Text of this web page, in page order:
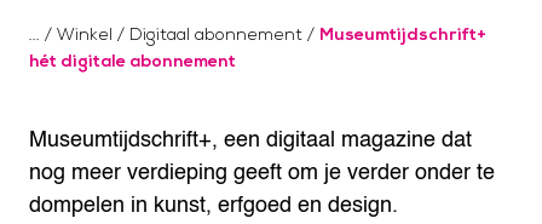
/ Winkel / Digitaal abonnement / Museumtijdschrift+
hét digitale abonnement
Museumtijdschrift+, een digitaal magazine dat
nog meer verdieping geeft om je verder onder te
dompelen in kunst, erfgoed en design.